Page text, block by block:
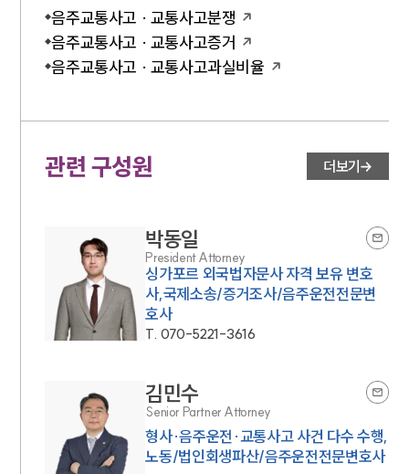
음주교통사고 · 교통사고분쟁
음주교통사고 · 교통사고증거
음주교통사고 · 교통사고과실비율
관련 구성원 더보기
박동일
President Attorney
싱가포르 외국법자문사 자격 보유 변호
사,국제소송/증거조사/음주운전전문변
호사
T. 070-5221-3616
김민수
Senior Partner Attorney
형사·음주운전·교통사고 사건 다수 수행,
노동/법인회생파산/음주운전전문변호사